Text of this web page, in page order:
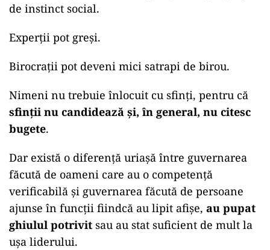
de instinct social.
Experții pot greși.
Birocrații pot deveni mici satrapi de birou.
Nimeni nu trebuie înlocuit cu sfinți, pentru că
sfinții nu candidează și, în general, nu citesc
bugete.
Dar există o diferență uriașă între guvernarea
făcută de oameni care au o competență
verificabilă și guvernarea făcută de persoane
ajunse în funcții fiindcă au lipit afișe, au pupat
ghiulul potrivit sau au stat suficient de mult la
ușa liderului.